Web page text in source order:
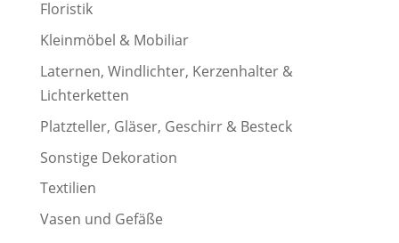
Floristik
Kleinmöbel & Mobiliar
Laternen, Windlichter, Kerzenhalter &
Lichterketten
Platzteller, Gläser, Geschirr & Besteck
Sonstige Dekoration
Textilien
Vasen und Gefäße